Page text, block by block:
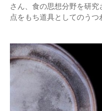
さん、食の思想分野を研
点をもち道具としてのうつ